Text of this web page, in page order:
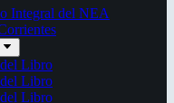
Integral del NEA
Libro
Libro
Libro